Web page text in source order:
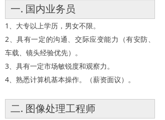
一. 国内业务员
1、大专以上学历，男女不限。
2、具有一定的沟通、交际应变能力（有安防、
车载、镜头经验优先）。
3、具有一定市场敏锐度和观察力。
4、熟悉计算机基本操作。（薪资面议）。
二. 图像处理工程师